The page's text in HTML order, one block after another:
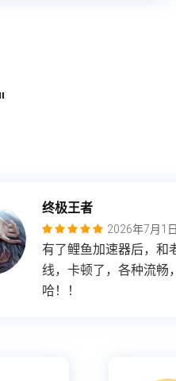
终极王者
2026年7月1日
有了鲤鱼加速器后，和
线，卡顿了，各种流畅
哈！！